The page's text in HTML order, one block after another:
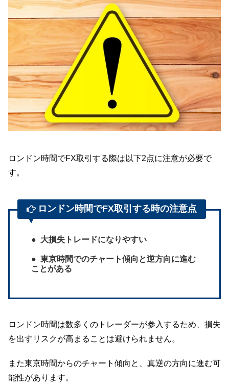
ロンドン時間でFX取引する際は以下2点に注意が必要で
す。
ロンドン時間でFX取引する時の注意点
大損失トレードになりやすい
東京時間でのチャート傾向と逆方向に進む
ことがある
ロンドン時間は数多くのトレーダーが参入するため、損失
を出すリスクが高まることは避けられません。
また東京時間からのチャート傾向と、真逆の方向に進む可
能性があります。